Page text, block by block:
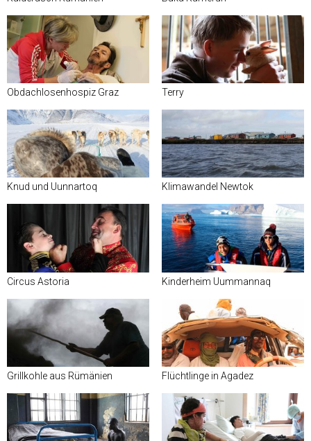
Obdachlosenhospiz Graz Terry
Knud und Uunnartoq Klimawandel Newtok
Circus Astoria Kinderheim Uummannaq
Grillkohle aus Rümänien Flüchtlinge in Agadez